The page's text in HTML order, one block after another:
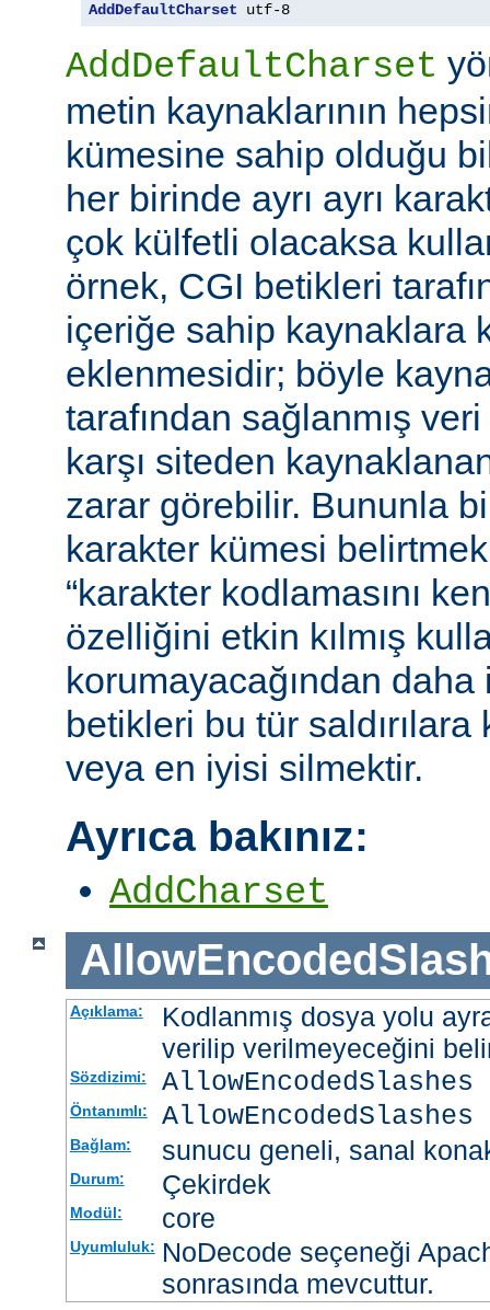
AddDefaultCharset utf-8
AddDefaultCharset
metin kaynaklarının
kümesine sahip olduğu
her birinde ayrı ayrı
çok külfetli olacaksa
örnek, CGI betikleri
içeriğe sahip kaynaklara
eklenmesidir; böyle
tarafından sağlanmış
karşı siteden
zarar görebilir. Bununla
karakter kümesi
“karakter kodlamasını
özelliğini etkin kılmış
korumayacağından
betikleri bu tür saldırılara
veya en iyisi silmektir.
Ayrıca bakınız:
AddCharset
Açıklama:
Kodlanmış dosya yolu
verilip verilmeyeceğini
Sözdizimi: AllowEncodedSlashes
Öntanımlı:
Bağlam: sunucu geneli, sanal
Durum: Çekirdek
Modül: core
Uyumluluk: NoDecode seçeneği
sonrasında mevcuttur.